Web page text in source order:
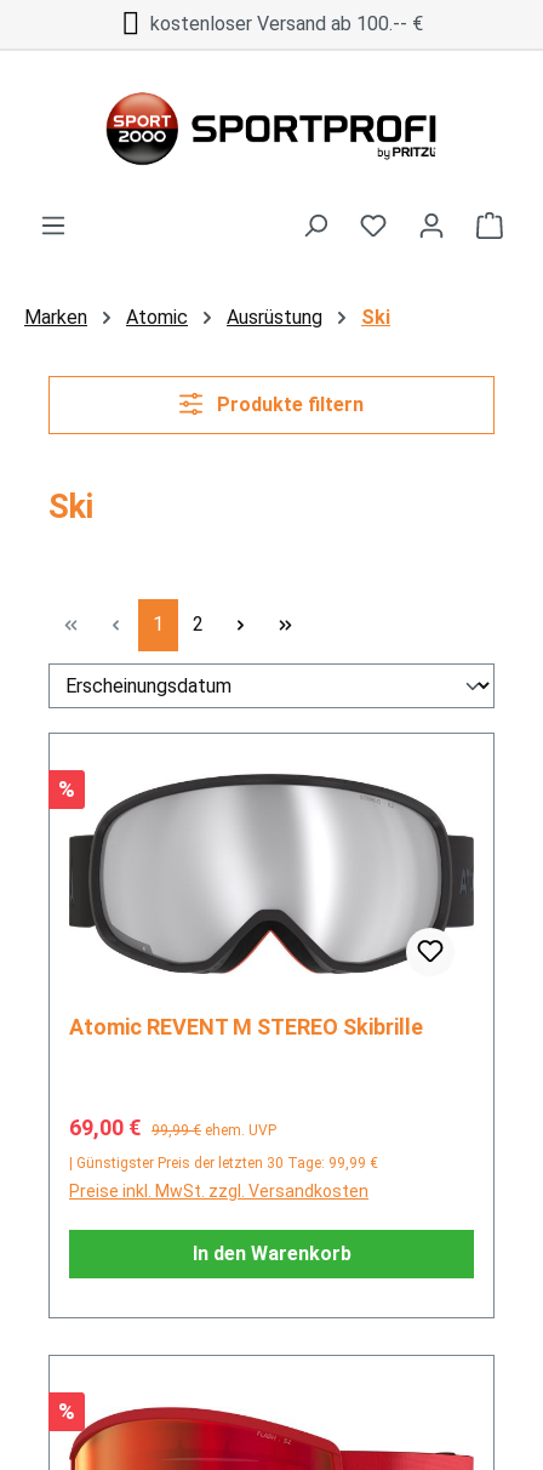
Zum Hauptinhalt springenkostenloser Versand ab 100.-- €
Marken Atomic Ausrüstung Ski
Produkte filtern
Ski
Seite
1 Seite
2
Rabatt
%
Atomic REVENT M STEREO Skibrille
Verkaufspreis:
69,00 € Regulärer Preis:
99,99 € ehem. UVP
| Günstigster Preis der letzten 30 Tage: 99,99 €
Preise inkl. MwSt. zzgl. Versandkosten
In den Warenkorb
Rabatt
%